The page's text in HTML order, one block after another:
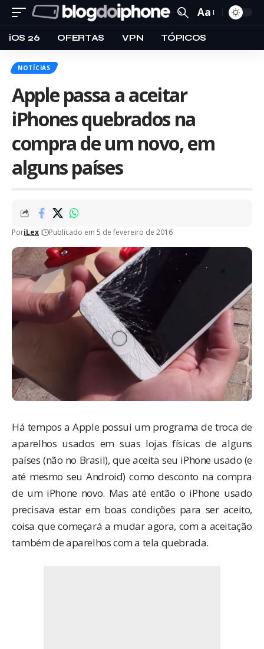
Aa
iOS 26 OFERTAS VPN TÓPICOS
NOTÍCIAS
Apple passa a aceitar
iPhones quebrados na
compra de um novo, em
alguns países
PoriLex Publicado em 5 de fevereiro de 2016
Há tempos a Apple possui um programa de troca de
aparelhos usados em suas lojas físicas de alguns
países (não no Brasil), que aceita seu iPhone usado (e
até mesmo seu Android) como desconto na compra
de um iPhone novo. Mas até então o iPhone usado
precisava estar em boas condições para ser aceito,
coisa que começará a mudar agora, com a aceitação
também de aparelhos com a tela quebrada.